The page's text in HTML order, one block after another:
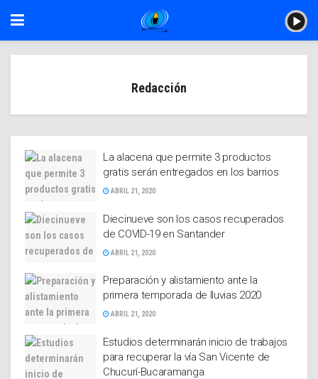
Redacción
La alacena que permite 3 productos
gratis serán entregados en los barrios
ABRIL 21, 2020
Diecinueve son los casos recuperados
de COVID-19 en Santander
ABRIL 21, 2020
Preparación y alistamiento ante la
primera temporada de lluvias 2020
ABRIL 21, 2020
Estudios determinarán inicio de trabajos
para recuperar la vía San Vicente de
Chucurí-Bucaramanga